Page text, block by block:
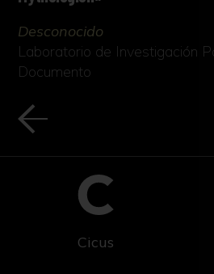
Desconocido
Laboratorio de Investigación
Documento
Cicus